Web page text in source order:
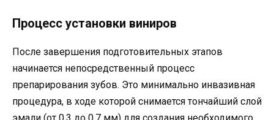
Процесс установки виниров
После завершения подготовительных этапов
начинается непосредственный процесс
препарирования зубов. Это минимально инвазивная
процедура, в ходе которой снимается тончайший слой
эмали (от 0.3 до 0.7 мм) для создания необходимого